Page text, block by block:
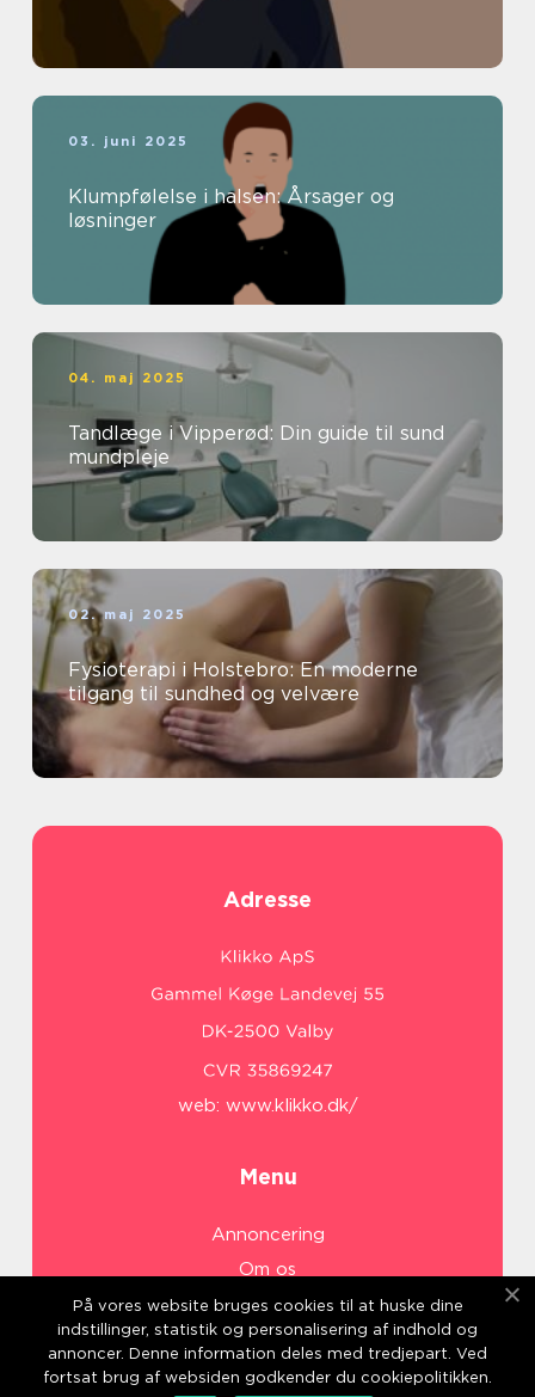
03. juni 2025
Klumpfølelse i halsen: Årsager og
løsninger
04. maj 2025
Tandlæge i Vipperød: Din guide til sund
mundpleje
02. maj 2025
Fysioterapi i Holstebro: En moderne
tilgang til sundhed og velvære
Adresse
web: www.klikko.dk/
Menu
Annoncering
Om os
Cookies
Kontakt os
Sitemap
På vores website bruges cookies til at huske dine
indstillinger, statistik og personalisering af indhold og
annoncer. Denne information deles med tredjepart. Ved
fortsat brug af websiden godkender du cookiepolitikken.